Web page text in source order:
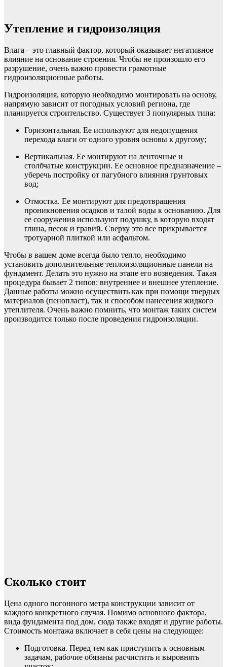
Утепление и гидроизоляция
Влага – это главный фактор, который оказывает негативное
влияние на основание строения. Чтобы не произошло его
разрушение, очень важно провести грамотные
гидроизоляционные работы.
Гидроизоляция, которую необходимо монтировать на основу,
напрямую зависит от погодных условий региона, где
планируется строительство. Существует 3 популярных типа:
Горизонтальная. Ее используют для недопущения
перехода влаги от одного уровня основы к другому;
Вертикальная. Ее монтируют на ленточные и
столбчатые конструкции. Ее основное предназначение –
уберечь постройку от пагубного влияния грунтовых
вод;
Отмостка. Ее монтируют для предотвращения
проникновения осадков и талой воды к основанию. Для
ее сооружения используют подушку, в которую входят
глина, песок и гравий. Сверху это все прикрывается
тротуарной плиткой или асфальтом.
Чтобы в вашем доме всегда было тепло, необходимо
установить дополнительные теплоизоляционные панели на
фундамент. Делать это нужно на этапе его возведения. Такая
процедура бывает 2 типов: внутреннее и внешнее утепление.
Данные работы можно осуществить как при помощи твердых
материалов (пенопласт), так и способом нанесения жидкого
утеплителя. Очень важно помнить, что монтаж таких систем
производится только после проведения гидроизоляции.
Сколько стоит
Цена одного погонного метра конструкции зависит от
каждого конкретного случая. Помимо основного фактора,
вида фундамента под дом, сюда также входят и другие работы.
Стоимость монтажа включает в себя цены на следующее:
Подготовка. Перед тем как приступить к основным
задачам, рабочие обязаны расчистить и выровнять